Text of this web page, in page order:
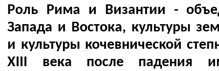
Роль Рима и Византии -
Запада и Востока, культуры
и культуры кочевнической
XIII века после падения